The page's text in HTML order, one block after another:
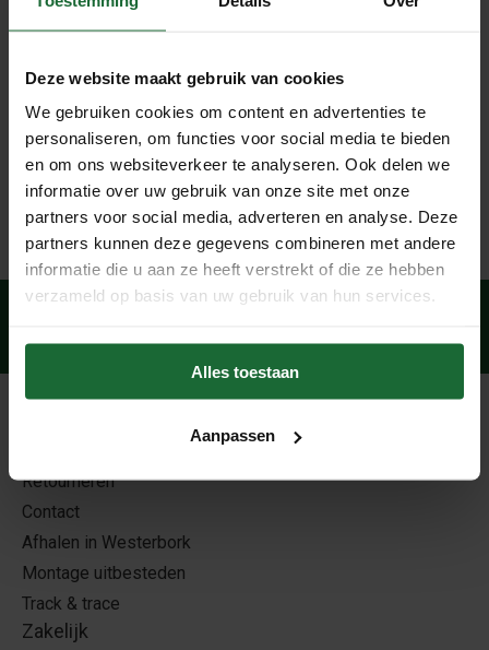
Deze website maakt gebruik van cookies
We gebruiken cookies om content en advertenties te
personaliseren, om functies voor social media te bieden
en om ons websiteverkeer te analyseren. Ook delen we
informatie over uw gebruik van onze site met onze
partners voor social media, adverteren en analyse. Deze
partners kunnen deze gegevens combineren met andere
informatie die u aan ze heeft verstrekt of die ze hebben
verzameld op basis van uw gebruik van hun services.
Alles toestaan
Aanpassen
Beschrijving
Blauwe Push pins
De push pins worden geleverd in een verpakking van 40
stuks.
Retourneren
Contact
Afhalen in Westerbork
Montage uitbesteden
Track & trace
Zakelijk